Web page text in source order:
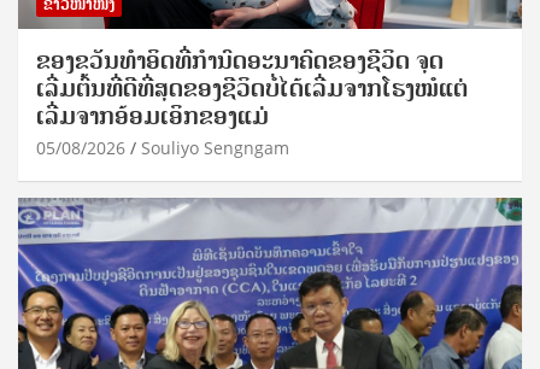
ຂ່າວໜ້າໜຶ່ງ
ຂອງຂວັນທໍາອິດທີ່ກໍານົດອະນາຄົດຂອງຊີວິດ ຈຸດ
ເລີ່ມຕົ້ນທີ່ດີທີ່ສຸດຂອງຊີວິດບໍ່ໄດ້ເລີ່ມຈາກໂຮງໝໍແຕ່
ເລີ່ມຈາກອ້ອມເອິກຂອງແມ່
05/08/2026 Souliyo Sengngam